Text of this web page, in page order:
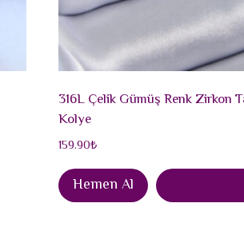
316L Çelik Gümüş Renk Zirkon
Kolye
159.90₺
Hemen Al